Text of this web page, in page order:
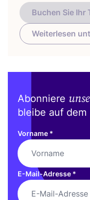
Buchen Sie Ihr
Weiterlesen
Abonniere
bleibe auf dem
Vorname *
E-Mail-Adresse *